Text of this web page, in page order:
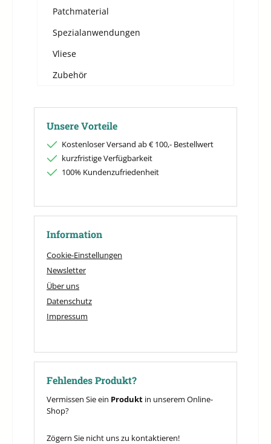
Patchmaterial
Spezialanwendungen
Vliese
Zubehör
Unsere Vorteile
Kostenloser Versand ab € 100,- Bestellwert
kurzfristige Verfügbarkeit
100% Kundenzufriedenheit
Information
Cookie-Einstellungen
Newsletter
Über uns
Datenschutz
Impressum
Fehlendes Produkt?
Vermissen Sie ein Produkt in unserem Online-
Shop?
Zögern Sie nicht uns zu kontaktieren!